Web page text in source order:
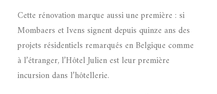
Cette rénovation marque aussi une première : si
Mombaers et Ivens signent depuis quinze ans des
projets résidentiels remarqués en Belgique comme
à l’étranger, l’Hôtel Julien est leur première
incursion dans l’hôtellerie.